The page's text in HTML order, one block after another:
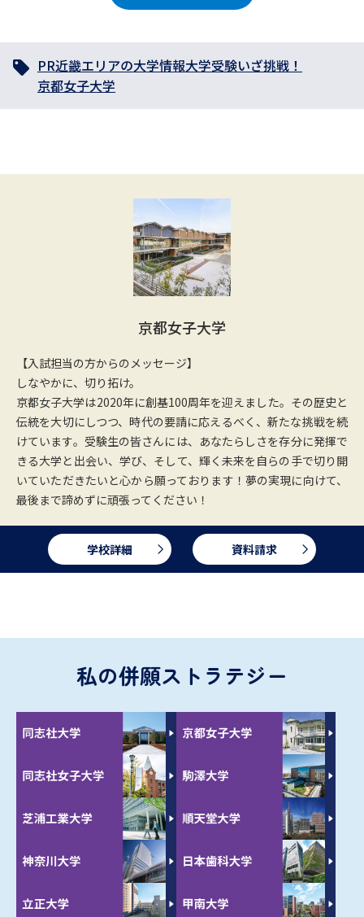
PR近畿エリアの大学情報大学受験いざ挑戦！
京都女子大学
京都女子大学
【入試担当の方からのメッセージ】
しなやかに、切り拓け。
京都女子大学は2020年に創基100周年を迎えました。その歴史と
伝統を大切にしつつ、時代の要請に応えるべく、新たな挑戦を続
けています。受験生の皆さんには、あなたらしさを存分に発揮で
きる大学と出会い、学び、そして、輝く未来を自らの手で切り開
いていただきたいと心から願っております！夢の実現に向けて、
最後まで諦めずに頑張ってください！
学校詳細 資料請求
私の併願ストラテジー